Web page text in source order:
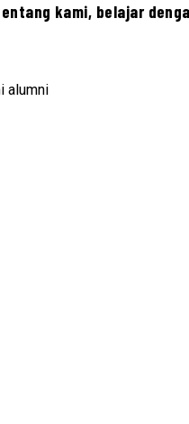
kami, belajar
alumni